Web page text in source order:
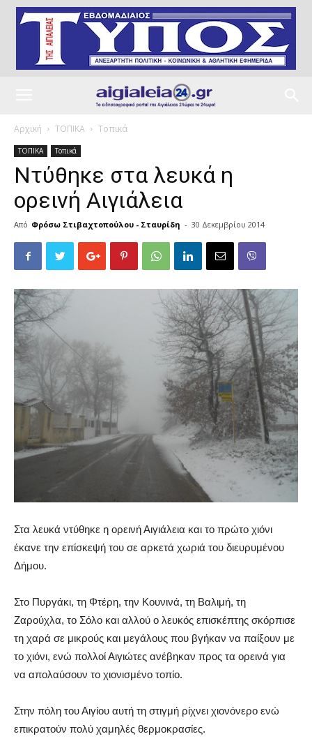
Αρχική ΤΟΠΙΚΑ Τοπικά
ΤΟΠΙΚΑ Τοπικά
Ντύθηκε στα λευκά η
ορεινή Αιγιάλεια
Από Φρόσω Στιβαχτοπούλου - Σταυρίδη - 30 Δεκεμβρίου 2014
Στα λευκά ντύθηκε η ορεινή Αιγιάλεια και το πρώτο χιόνι
έκανε την επίσκεψή του σε αρκετά χωριά του διευρυμένου
Δήμου.
Στο Πυργάκι, τη Φτέρη, την Κουνινά, τη Βαλιμή, τη
Ζαρούχλα, το Σόλο και αλλού ο λευκός επισκέπτης σκόρπισε
τη χαρά σε μικρούς και μεγάλους που βγήκαν να παίξουν με
το χιόνι, ενώ πολλοί Αιγιώτες ανέβηκαν προς τα ορεινά για
να απολαύσουν το χιονισμένο τοπίο.
Στην πόλη του Αιγίου αυτή τη στιγμή ρίχνει χιονόνερο ενώ
επικρατούν πολύ χαμηλές θερμοκρασίες.